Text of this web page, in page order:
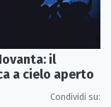
il
a cielo aperto
Condividi su: